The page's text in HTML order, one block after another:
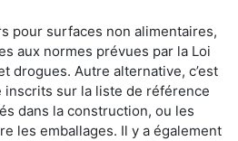
pour surfaces non alimentaires,
aux normes prévues par la Loi
drogues. Autre alternative, c’est
inscrits sur la liste de référence
dans la construction, ou les
les emballages. Il y a également